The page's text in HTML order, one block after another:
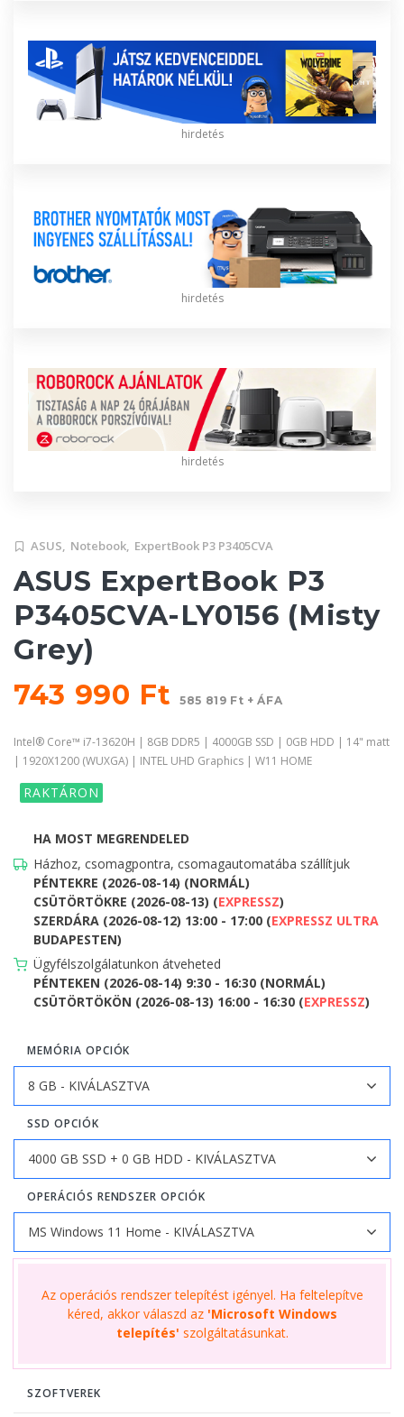
hirdetés
hirdetés
hirdetés
ASUS, Notebook, ExpertBook P3 P3405CVA
ASUS ExpertBook P3
P3405CVA-LY0156 (Misty
Grey)
743 990 Ft585 819 Ft + ÁFA
Intel® Core™ i7-13620H | 8GB DDR5 | 4000GB SSD | 0GB HDD | 14" matt
| 1920X1200 (WUXGA) | INTEL UHD Graphics | W11 HOME
RAKTÁRON
HA MOST MEGRENDELED
Házhoz, csomagpontra, csomagautomatába szállítjuk
PÉNTEKRE (2026-08-14) (NORMÁL)
CSÜTÖRTÖKRE (2026-08-13) (EXPRESSZ)
SZERDÁRA (2026-08-12) 13:00 - 17:00 (EXPRESSZ ULTRA
BUDAPESTEN)
Ügyfélszolgálatunkon átveheted
PÉNTEKEN (2026-08-14) 9:30 - 16:30 (NORMÁL)
CSÜTÖRTÖKÖN (2026-08-13) 16:00 - 16:30 (EXPRESSZ)
MEMÓRIA OPCIÓK
SSD OPCIÓK
OPERÁCIÓS RENDSZER OPCIÓK
Az operációs rendszer telepítést igényel. Ha feltelepítve
kéred, akkor válaszd az 'Microsoft Windows
telepítés' szolgáltatásunkat.
SZOFTVEREK